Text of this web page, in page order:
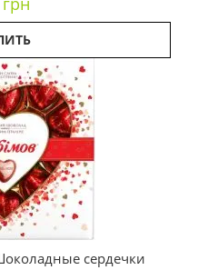
сердечки